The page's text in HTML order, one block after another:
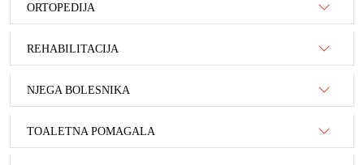
ORTOPEDIJA
REHABILITACIJA
NJEGA BOLESNIKA
TOALETNA POMAGALA